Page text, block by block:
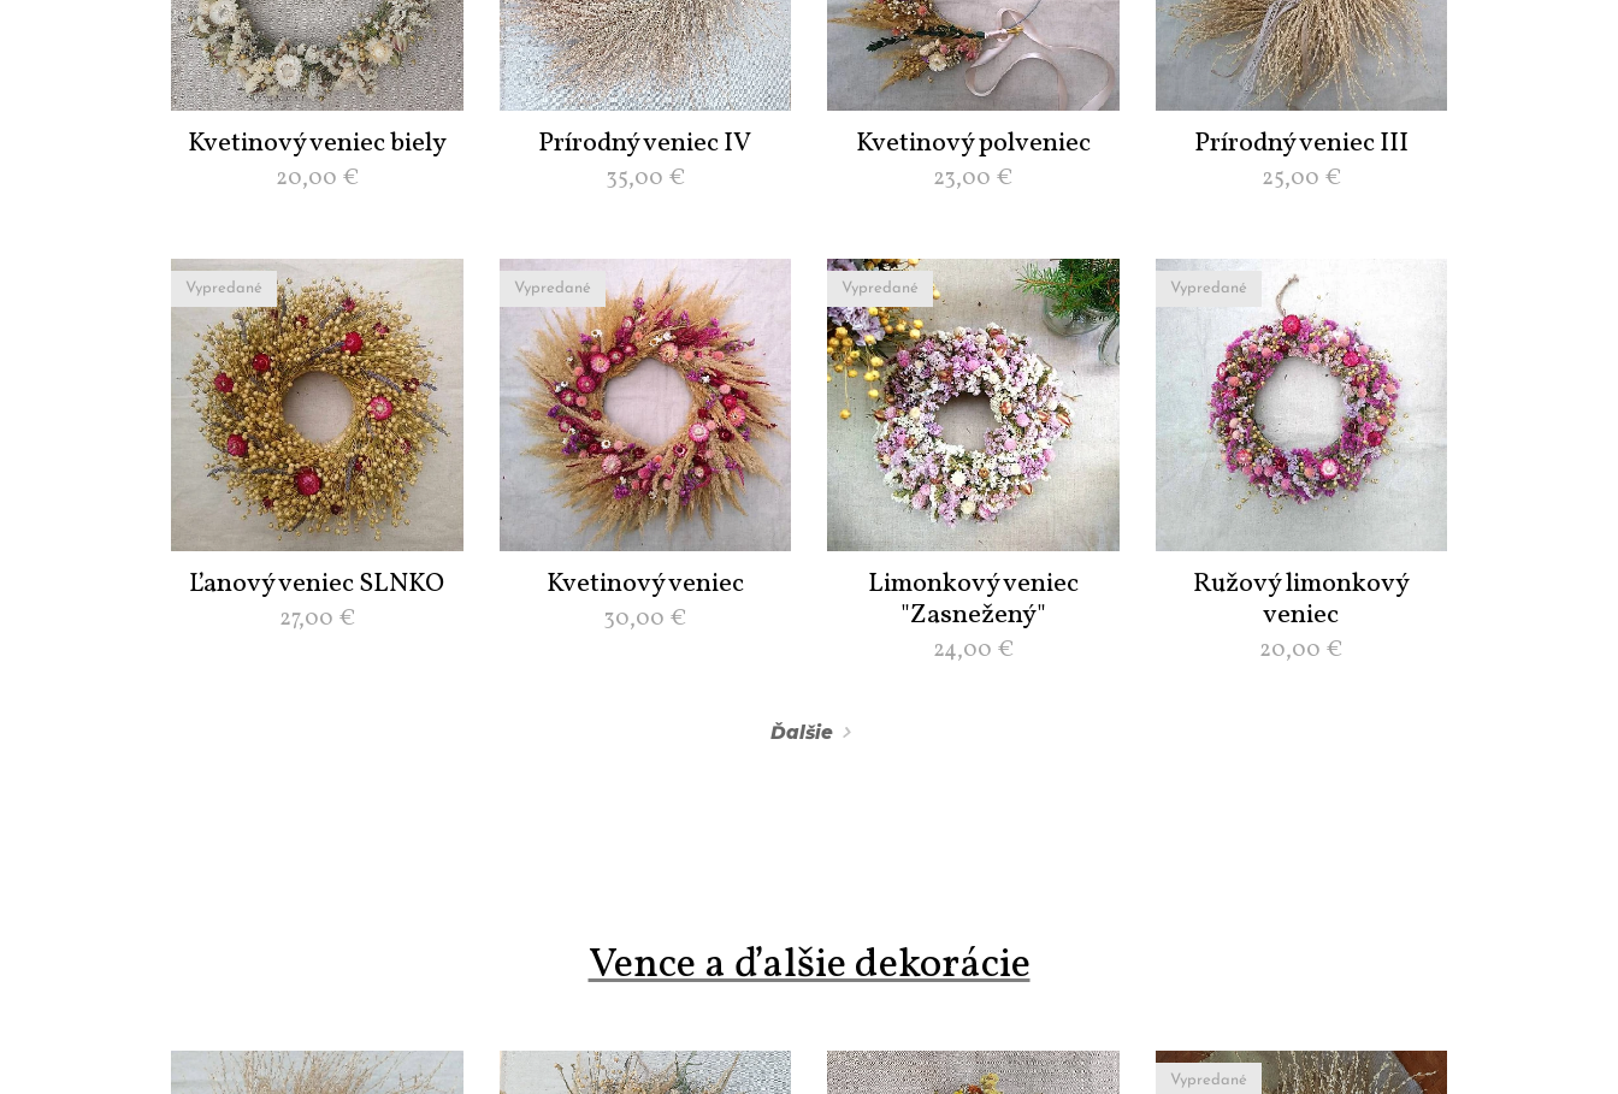
Kvetinový veniec biely
20,00 €
Prírodný veniec IV
35,00 €
Kvetinový polveniec
23,00 €
Prírodný veniec III
25,00 €
Ľanový veniec SLNKO
Vypredané
27,00 €
Kvetinový veniec
Vypredané
30,00 €
Limonkový veniec
"Zasnežený"
Vypredané
24,00 €
Ružový limonkový
veniec
Vypredané
20,00 €
Ďalšie
Vence a ďalšie dekorácie
Vypredané